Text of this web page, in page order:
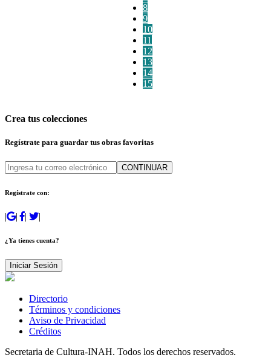
8
9
10
11
12
13
14
15
Crea tus colecciones
Regístrate para guardar tus obras favoritas
CONTINUAR
Regístrate con:
| | | |
¿Ya tienes cuenta?
Iniciar Sesión
Directorio
Términos y condiciones
Aviso de Privacidad
Créditos
Secretaria de Cultura-INAH. Todos los derechos reservados.